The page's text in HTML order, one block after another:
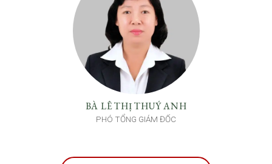
BÀ LÊ THỊ THUÝ ANH
PHÓ TỔNG GIÁM ĐỐC